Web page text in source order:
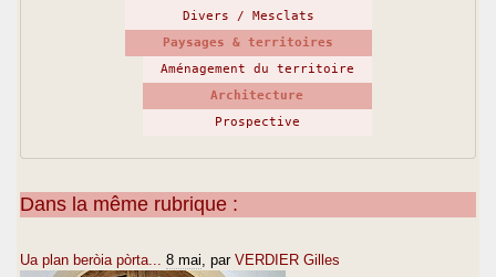
Divers / Mesclats
Paysages & territoires
Aménagement du territoire
Architecture
Prospective
Dans la même rubrique :
Ua plan beròia pòrta... 8 mai , par VERDIER Gilles